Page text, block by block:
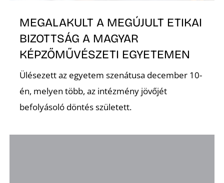
MEGALAKULT A MEGÚJULT ETIKAI
BIZOTTSÁG A MAGYAR
KÉPZŐMŰVÉSZETI EGYETEMEN
Ülésezett az egyetem szenátusa december 10-
én, melyen több, az intézmény jövőjét
befolyásoló döntés született.